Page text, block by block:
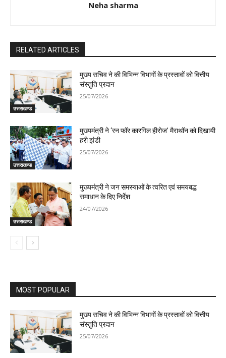
Neha sharma
RELATED ARTICLES
उत्तराखण्ड
मुख्य सचिव ने की विभिन्न विभागों के प्रस्तावों को वित्तीय
संस्तुति प्रदान
25/07/2026
उत्तराखण्ड
मुख्यमंत्री ने ‘रन फॉर कारगिल हीरोज’ मैराथॉन को दिखायी
हरी झंडी
25/07/2026
उत्तराखण्ड
मुख्यमंत्री ने जन समस्याओं के त्वरित एवं समयबद्ध
समाधान के दिए निर्देश
24/07/2026
MOST POPULAR
मुख्य सचिव ने की विभिन्न विभागों के प्रस्तावों को वित्तीय
संस्तुति प्रदान
25/07/2026